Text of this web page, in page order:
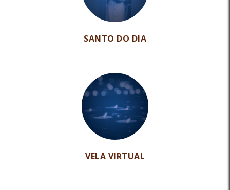
SANTO DO DIA
VELA VIRTUAL